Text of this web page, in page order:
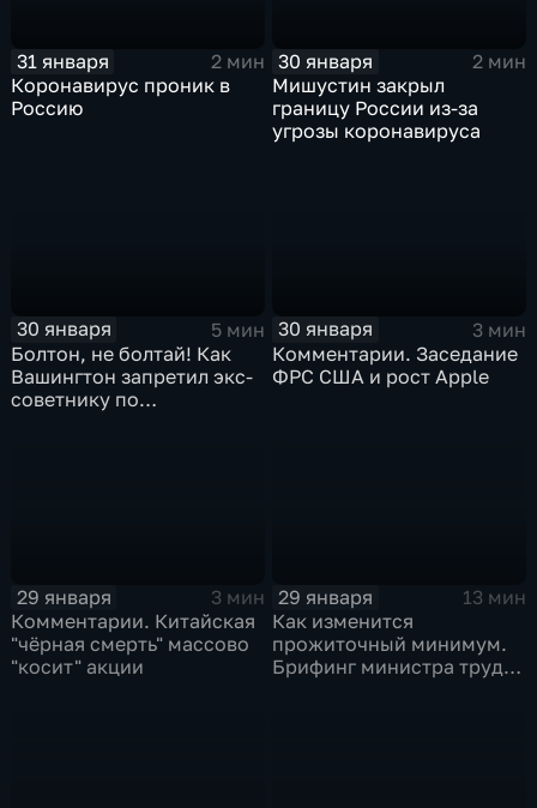
31 января
2 мин
Коронавирус проник в
Россию
30 января
2 мин
Мишустин закрыл
границу России из-за
угрозы коронавируса
30 января
5 мин
Болтон, не болтай! Как
Вашингтон запретил экс-
советнику по
30 января
3 мин
Комментарии. Заседание
ФРС США и рост Apple
29 января
3 мин
Комментарии. Китайская
"чёрная смерть" массово
"косит" акции
29 января
13 мин
Как изменится
прожиточный минимум.
Брифинг министра труда